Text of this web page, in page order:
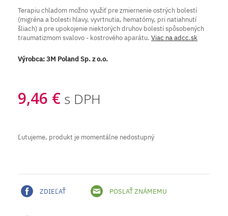
Terapiu chladom možno využiť pre zmiernenie ostrých bolestí
(migréna a bolesti hlavy, vyvrtnutia, hematómy, pri natiahnutí
šliach) a pre upokojenie niektorých druhov bolestí spôsobených
traumatizmom svalovo - kostrového aparátu. Viac na adcc.sk
Výrobca:3M Poland Sp. z o.o.
9,46 € s DPH
Ľutujeme, produkt je momentálne nedostupný
ZDIEĽAŤ POSLAŤ ZNÁMEMU